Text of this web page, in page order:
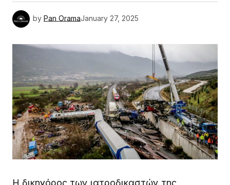
by Pan OramaJanuary 27, 2025
Η δικηγόρος των ιατροδικαστών της